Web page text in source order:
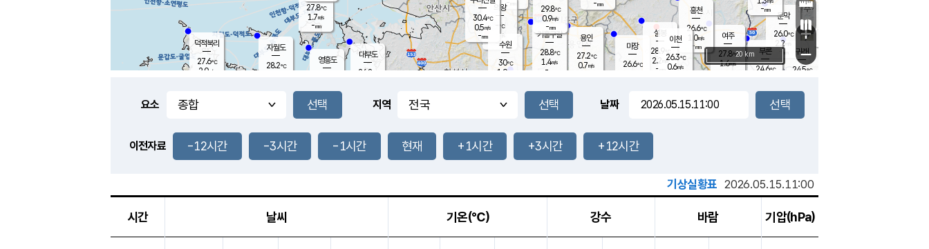
풍도
0.9m/s
문막
26.0℃
2.2m/s
mm
27.8℃
1.7m/s
-mm
영흥도
자월도
28.2℃
부론
24.6℃
- mm
-mm
-mm
용인
27.2℃
0.7m/s
여주
27.8℃
1.6m/s
-mm
-mm
장호원
27.5
℃
대부도
26.8
-
29.9℃
0.7m/s
-mm
흥천
26.6℃
1.0m/s
-mm
마장
26.6℃
의왕
- ℃
m/s
mm
설봉
28.9
2.2 m/s
- mm
-mm
기흥구갈
28.8℃
1.4m/s
-
30.4℃
0.5m/s
-mm
29.8℃
0.9m/s
-mm
귀래
24.5℃
덕적북리
27.6℃
2.0m/s
이천
26.3℃
0.6m/s
수원
30℃
1.9m/s
+
−
20 km
요소 지역 날짜
이전자료 -12시간 -3시간 -1시간 현재 +1시간 +3시간 +12시간
기상실황표 2026.05.15.11:00
시간 날씨 기온(℃) 강수 바람 기압(hPa)